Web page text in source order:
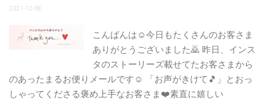
2021-12-08
こんばんは☺️今日もたくさんのお客さま
ありがとうございました🙇 昨日、インス
タのストーリーズ載せてたお客さまから
のあったまるお便りメールです☺️ 「お声がきけて🎵」とおっ
しゃってくださる褒め上手なお客さま❤️素直に嬉しい